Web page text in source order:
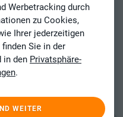
Werbetracking durch
zu Cookies,
Ihrer jederzeitigen
Sie in der
in den Privatsphäre-
.
WEITER